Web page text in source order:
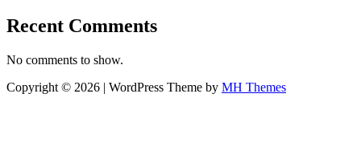
Recent Comments
No comments to show.
Copyright © 2026 | WordPress Theme by MH Themes